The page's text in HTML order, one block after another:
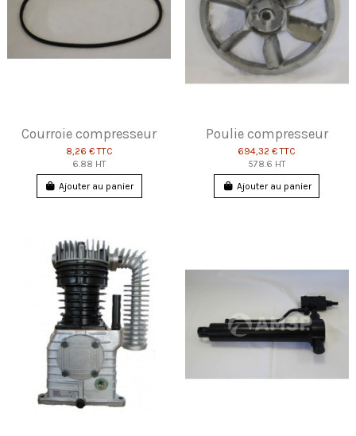
Courroie compresseur
8,26 €TTC
6.88 HT
Ajouter au panier
Poulie compresseur
694,32 €TTC
578.6 HT
Ajouter au panier